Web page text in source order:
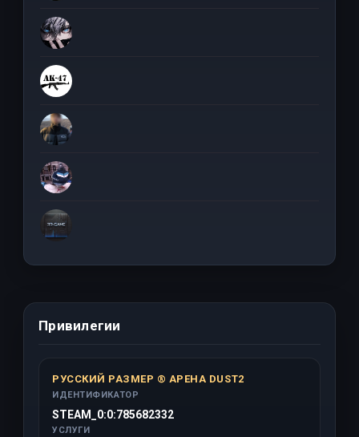
Привилегии
РУССКИЙ РАЗМЕР ® АРЕНА DUST2
ИДЕНТИФИКАТОР
STEAM_0:0:785682332
УСЛУГИ